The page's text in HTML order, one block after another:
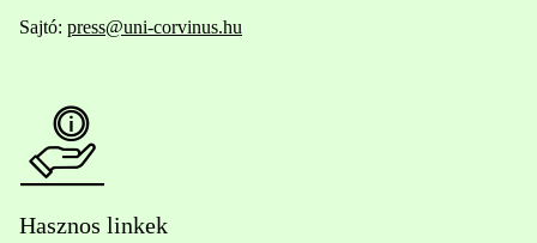
Sajtó: press@uni-corvinus.hu
Hasznos linkek